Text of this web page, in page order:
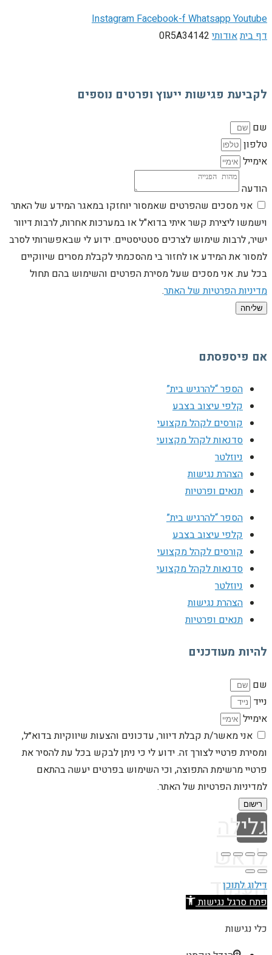
InstagramFacebook-fWhatsappYoutube
דף ביתאודותי 0R5A34142
לקביעת פגישות ייעוץ ופרטים נוספים
שם
טלפון
אימייל
הודעה
אני מסכים שהפרטים שאמסור יוחזקו במאגר המידע של האתר
וישמשו ליצירת קשר איתי בדוא"ל או במערכות אחרות, לרבות דיוור
ישיר, לרבות שימוש לצרכים סטטיסטיים. ידוע לי שבאפשרותי לסרב
למסור את המידע או לחזור בי מהסכמתי לקבלת מסרים שיווקיים
בכל עת. אני מסכים שעל מסירת הפרטים והשימוש בהם תחול
מדיניות הפרטיות של האתר.
שליחה
אם פיספסתם
הספר “להרגיש בית”
קלפי עיצוב בצבע
קורסים לקהל מקצועי
סדנאות לקהל מקצועי
ניוזלטר
הצהרת נגישות
תנאים ופרטיות
הספר “להרגיש בית”
קלפי עיצוב בצבע
קורסים לקהל מקצועי
סדנאות לקהל מקצועי
ניוזלטר
הצהרת נגישות
תנאים ופרטיות
להיות מעודכנים
שם
נייד
אימייל
אני מאשר/ת קבלת דיוור, עדכונים והצעות שיווקיות בדוא״ל,
ומסירת פרטיי לצורך זה. ידוע לי כי ניתן לבקש בכל עת להסיר את
פרטיי מרשימת התפוצה, וכי השימוש בפרטים יעשה בהתאם
למדיניות הפרטיות של האתר.
רישום
גלילה
לראש
העמוד
דילוג לתוכן
פתח סרגל נגישות
כלי נגישות